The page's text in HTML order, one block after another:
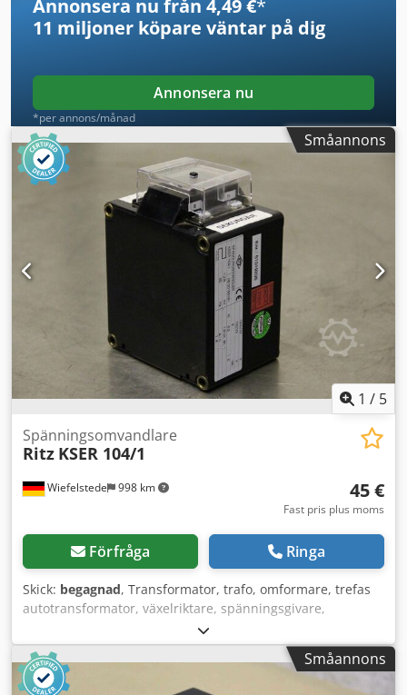
Annonsera nu från 4,49 €*
11 miljoner köpare väntar på dig
Annonsera nu
*per annons/månad
Småannons
1 / 5
Wiefelstede 998 km
Spänningsomvandlare
Ritz KSER 104/1
45 €
Fast pris plus moms
Förfråga Ringa
Skick: begagnad, Transformator, trafo, omformare, trefas
autotransformator, växelriktare, spänningsgivare,
strömtransformator -Tillverkare: Ritz,
spänningsomvandlare -Typ: KSER 104/1 -Pris: per styck -
Antal: 2 stycken -Mått: 75/105/H140 mm Csdsf H Hy Hopfx
Adhorf -Vikt: 2,5 kg/styck
Småannons